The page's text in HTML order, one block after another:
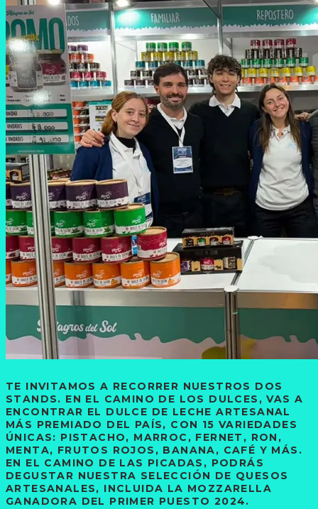
TE INVITAMOS A RECORRER NUESTROS DOS
STANDS. EN EL CAMINO DE LOS DULCES, VAS A
ENCONTRAR EL DULCE DE LECHE ARTESANAL
MÁS PREMIADO DEL PAÍS, CON 15 VARIEDADES
ÚNICAS: PISTACHO, MARROC, FERNET, RON,
MENTA, FRUTOS ROJOS, BANANA, CAFÉ Y MÁS.
EN EL CAMINO DE LAS PICADAS, PODRÁS
DEGUSTAR NUESTRA SELECCIÓN DE QUESOS
ARTESANALES, INCLUIDA LA MOZZARELLA
GANADORA DEL PRIMER PUESTO 2024.